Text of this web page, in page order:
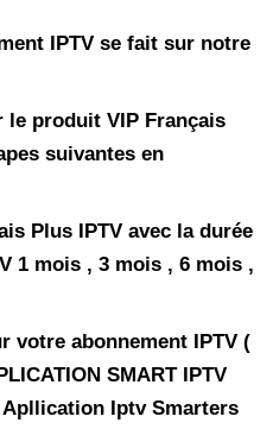
IPTV se fait sur notre
le produit VIP Français
suivantes en
Plus IPTV avec la durée
1 mois , 3 mois , 6 mois ,
votre abonnement IPTV (
SMART IPTV
Apllication Iptv Smarters